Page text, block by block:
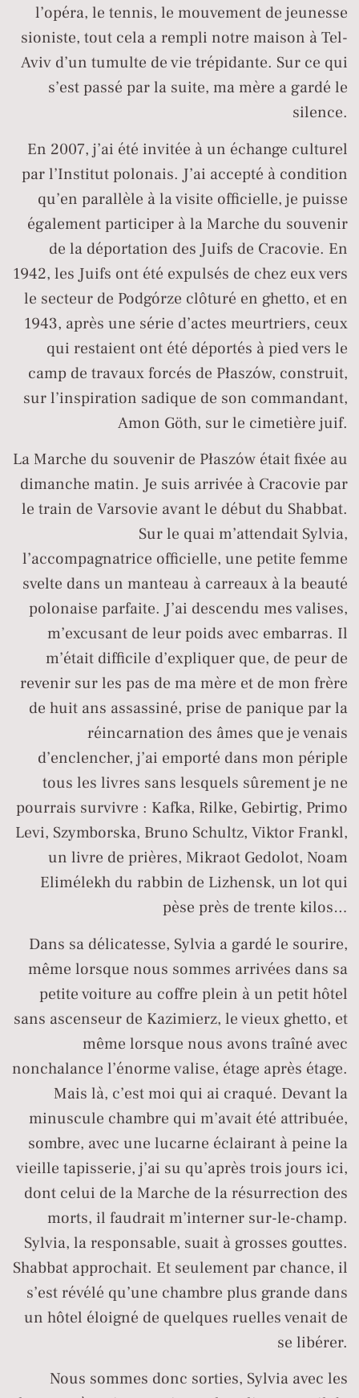
l’opéra, le tennis, le mouvement de jeunesse
sioniste, tout cela a rempli notre maison à Tel-
Aviv d’un tumulte de vie trépidante. Sur ce qui
s’est passé par la suite, ma mère a gardé le
silence.
En 2007, j’ai été invitée à un échange culturel
par l’Institut polonais. J’ai accepté à condition
qu’en parallèle à la visite officielle, je puisse
également participer à la Marche du souvenir
de la déportation des Juifs de Cracovie. En
1942, les Juifs ont été expulsés de chez eux vers
le secteur de Podgórze clôturé en ghetto, et en
1943, après une série d’actes meurtriers, ceux
qui restaient ont été déportés à pied vers le
camp de travaux forcés de Płaszów, construit,
sur l’inspiration sadique de son commandant,
Amon Göth, sur le cimetière juif.
La Marche du souvenir de Płaszów était fixée au
dimanche matin. Je suis arrivée à Cracovie par
le train de Varsovie avant le début du Shabbat.
Sur le quai m’attendait Sylvia,
l’accompagnatrice officielle, une petite femme
svelte dans un manteau à carreaux à la beauté
polonaise parfaite. J’ai descendu mes valises,
m’excusant de leur poids avec embarras. Il
m’était difficile d’expliquer que, de peur de
revenir sur les pas de ma mère et de mon frère
de huit ans assassiné, prise de panique par la
réincarnation des âmes que je venais
d’enclencher, j’ai emporté dans mon périple
tous les livres sans lesquels sûrement je ne
pourrais survivre : Kafka, Rilke, Gebirtig, Primo
Levi, Szymborska, Bruno Schultz, Viktor Frankl,
un livre de prières, Mikraot Gedolot, Noam
Elimélekh du rabbin de Lizhensk, un lot qui
pèse près de trente kilos…
Dans sa délicatesse, Sylvia a gardé le sourire,
même lorsque nous sommes arrivées dans sa
petite voiture au coffre plein à un petit hôtel
sans ascenseur de Kazimierz, le vieux ghetto, et
même lorsque nous avons traîné avec
nonchalance l’énorme valise, étage après étage.
Mais là, c’est moi qui ai craqué. Devant la
minuscule chambre qui m’avait été attribuée,
sombre, avec une lucarne éclairant à peine la
vieille tapisserie, j’ai su qu’après trois jours ici,
dont celui de la Marche de la résurrection des
morts, il faudrait m’interner sur-le-champ.
Sylvia, la responsable, suait à grosses gouttes.
Shabbat approchait. Et seulement par chance, il
s’est révélé qu’une chambre plus grande dans
un hôtel éloigné de quelques ruelles venait de
se libérer.
Nous sommes donc sorties, Sylvia avec les